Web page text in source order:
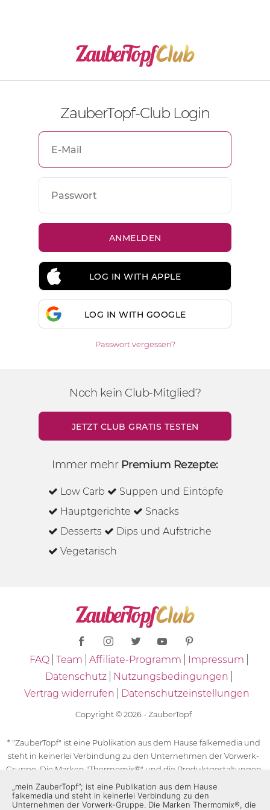
ZauberTopf-Club Login
LOG IN WITH APPLE
LOG IN WITH GOOGLE
Passwort vergessen?
Noch kein Club-Mitglied?
JETZT CLUB GRATIS TESTEN
Immer mehr Premium Rezepte:
Low Carb
Suppen und Eintöpfe
Hauptgerichte
Snacks
Desserts
Dips und Aufstriche
Vegetarisch
FAQ Team Affiliate-Programm
Impressum
Datenschutz
Nutzungsbedingungen
Vertrag widerrufen
Datenschutzeinstellungen
Copyright © 2026 - ZauberTopf
* "ZauberTopf" ist eine Publikation aus dem Hause falkemedia und
steht in keinerlei Verbindung zu den Unternehmen der Vorwerk-
Gruppe. Die Marken "Thermomix®" und die Produktgestaltungen
des "Thermomix®" sind eingetragene Marken der Unternehmen
der Vorwerk-Gruppe. Die Marken Thermomix®, die Zeichen TM5®,
„mein ZauberTopf”; ist eine Publikation aus dem Hause
falkemedia und steht in keinerlei Verbindung zu den
Unternehmen der Vorwerk-Gruppe. Die Marken Thermomix®, die